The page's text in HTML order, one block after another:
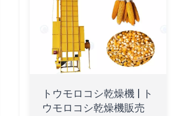
トウモロコシ乾燥機 | ト
ウモロコシ乾燥機販売